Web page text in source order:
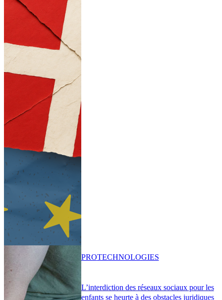
L’interdiction des réseaux sociaux pour les
enfants se heurte à des obstacles juridiques
PROTECHNOLOGIES